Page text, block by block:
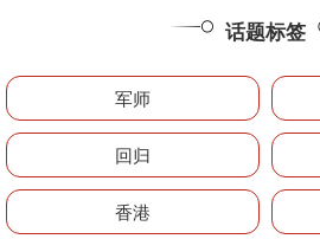
话题标签
军师
回归
香港